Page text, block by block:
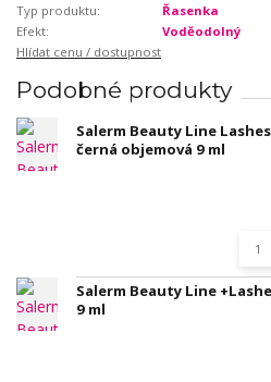
Typ produktu:
Řasenka
Efekt:
Voděodolný
Hlídat cenu / dostupnost
Podobné produkty
Salerm Beauty Line
černá objemová 9 ml
Salerm Beauty Line
9 ml